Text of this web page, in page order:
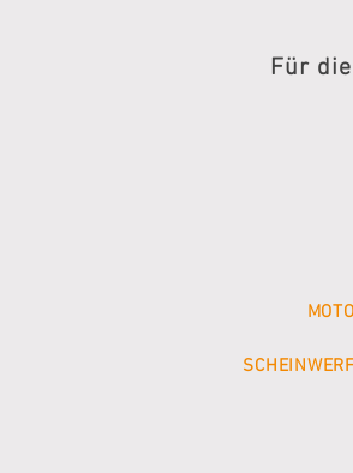
​Für